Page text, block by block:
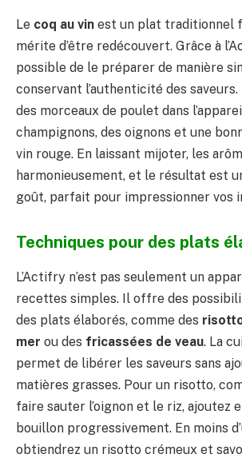
Le coq au vin est un plat traditionnel
mérite d’être redécouvert. Grâce à
possible de le préparer de manière
conservant l’authenticité des
des morceaux de poulet dans
champignons, des oignons et une
vin rouge. En laissant mijoter, les
harmonieusement, et le résultat est
goût, parfait pour impressionner vos
Techniques pour des plats
L’Actifry n’est pas seulement un
recettes simples. Il offre des
des plats élaborés, comme des
mer ou des fricassées de veau. La
permet de libérer les saveurs sans
matières grasses. Pour un risotto,
faire sauter l’oignon et le riz, ajoutez
bouillon progressivement. En moins
obtiendrez un risotto crémeux et